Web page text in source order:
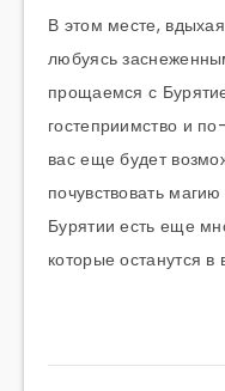
В этом месте,
любуясь
прощаемся с
гостеприимство и
вас еще будет
почувствовать
Бурятии есть еще
которые останутся